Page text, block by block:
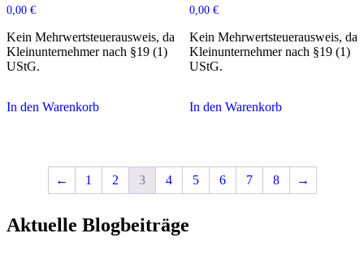
0,00 €
Kein Mehrwertsteuerausweis, da
Kleinunternehmer nach §19 (1)
UStG.
In den Warenkorb
0,00 €
Kein Mehrwertsteuerausweis, da
Kleinunternehmer nach §19 (1)
UStG.
In den Warenkorb
← 1 2 3 4 5 6 7 8 →
Aktuelle Blogbeiträge